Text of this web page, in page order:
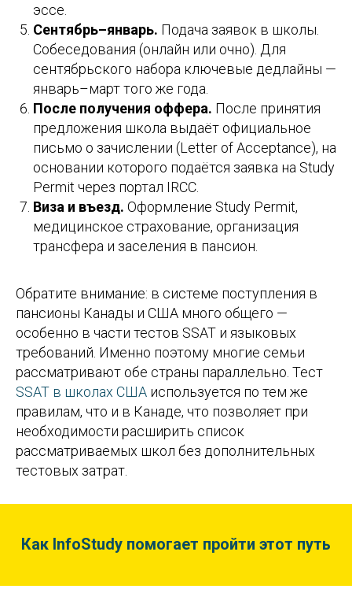
эссе.
Сентябрь–январь. Подача заявок в школы.
Собеседования (онлайн или очно). Для
сентябрьского набора ключевые дедлайны —
январь–март того же года.
После получения оффера. После принятия
предложения школа выдаёт официальное
письмо о зачислении (Letter of Acceptance), на
основании которого подаётся заявка на Study
Permit через портал IRCC.
Виза и въезд. Оформление Study Permit,
медицинское страхование, организация
трансфера и заселения в пансион.
Обратите внимание: в системе поступления в
пансионы Канады и США много общего —
особенно в части тестов SSAT и языковых
требований. Именно поэтому многие семьи
рассматривают обе страны параллельно. Тест
SSAT в школах США используется по тем же
правилам, что и в Канаде, что позволяет при
необходимости расширить список
рассматриваемых школ без дополнительных
тестовых затрат.
Как InfoStudy помогает пройти этот путь